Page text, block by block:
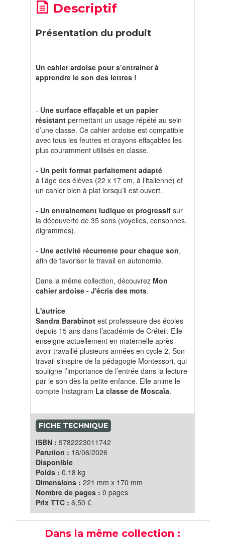
Descriptif
Présentation du produit
Un cahier ardoise pour s’entrainer à
apprendre le son des lettres !
- Une surface effaçable et un papier
résistant permettant un usage répété au sein
d’une classe. Ce cahier ardoise est compatible
avec tous les feutres et crayons effaçables les
plus couramment utilisés en classe.
- Un petit format parfaitement adapté
à l’âge des élèves (22 x 17 cm, à l’italienne) et
un cahier bien à plat lorsqu’il est ouvert.
- Un entrainement ludique et progressif sur
la découverte de 35 sons (voyelles, consonnes,
digrammes).
- Une activité récurrente pour chaque son,
afin de favoriser le travail en autonomie.
Dans la même collection, découvrez Mon
cahier ardoise - J'écris des mots.
L'autrice
Sandra Barabinot est professeure des écoles
depuis 15 ans dans l’académie de Créteil. Elle
enseigne actuellement en maternelle après
avoir travaillé plusieurs années en cycle 2. Son
travail s’inspire de la pédagogie Montessori, qui
souligne l’importance de l’entrée dans la lecture
par le son dès la petite enfance. Elle anime le
compte Instagram La classe de Moscaïa.
FICHE TECHNIQUE
ISBN : 9782223011742
Parution : 16/06/2026
Disponible
Poids : 0.18 kg
Dimensions : 221 mm x 170 mm
Nombre de pages : 0 pages
Prix TTC : 6,50 €
Dans la même collection :